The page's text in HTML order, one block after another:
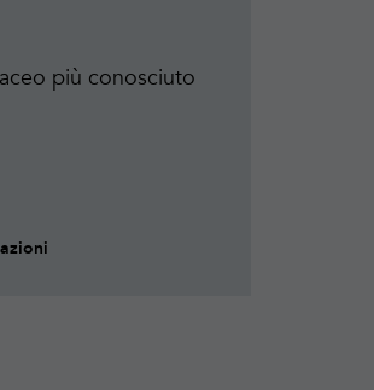
più conosciuto